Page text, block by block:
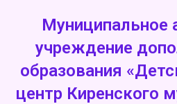
Муниципальное
учреждение
образования
центр Киренского